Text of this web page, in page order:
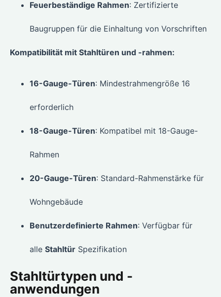
Feuerbeständige Rahmen: Zertifizierte
Baugruppen für die Einhaltung von Vorschriften
Kompatibilität mit Stahltüren und -rahmen:
16-Gauge-Türen: Mindestrahmengröße 16
erforderlich
18-Gauge-Türen: Kompatibel mit 18-Gauge-
Rahmen
20-Gauge-Türen: Standard-Rahmenstärke für
Wohngebäude
Benutzerdefinierte Rahmen: Verfügbar für
alle Stahltür Spezifikation
Stahltürtypen und -
anwendungen